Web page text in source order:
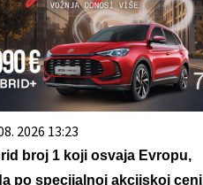
2026 13:23
broj 1 koji osvaja Evropu,
po specijalnoj akcijskoj ceni